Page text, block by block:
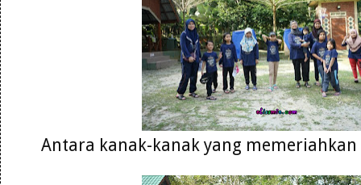
Antara kanak-kanak yang